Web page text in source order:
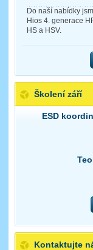
Do naší nabídky
Hios 4. generace
HS a HSV.
Školení září
ESD
Kontaktujte